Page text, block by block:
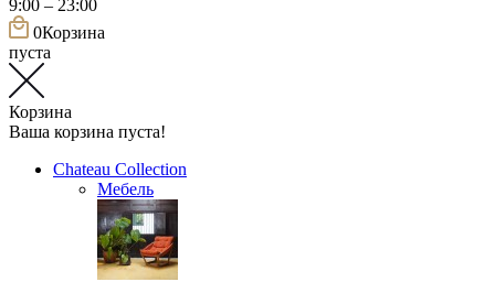
9:00 – 23:00
0Корзина
пуста
Корзина
Ваша корзина пуста!
Chateau Collection
Мебель